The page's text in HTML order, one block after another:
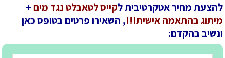
להצעת מחיר אטקרטיבית לקייס לטאבלט נגד מים+
מיתוג בהתאמה אישית!!!, השאירו פרטים בטופס כאן
ונשיב בהקדם: